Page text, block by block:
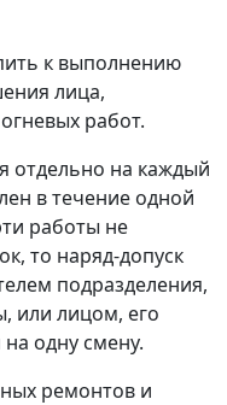
к выполнению
лица,
работ.
отдельно на каждый
в течение одной
работы не
то наряд-допуск
подразделения,
или лицом, его
одну смену.
ремонтов и